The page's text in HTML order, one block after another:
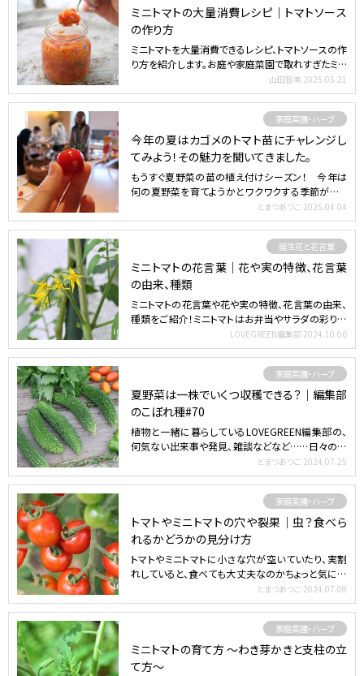
ミニトマトの大量消費レシピ｜トマトソース
の作り方
ミニトマトを大量消費できるレシピ、トマトソースの作
り方を紹介します。お庭や家庭菜園で取れすぎたミニ
山田智美 2025.05.21
家庭菜園・ハーブ
今年の夏はカゴメのトマト苗にチャレンジし
てみよう！その魅力を聞いてきました。
もうすぐ夏野菜の苗の植え付けシーズン！ 今年は
何の夏野菜を育てようかとワクワクする季節がやっ
とまつあつこ 2025.04.04
誕生花と花言葉
ミニトマトの花言葉｜花や実の特徴、花言葉
の由来、種類
ミニトマトの花言葉や花や実の特徴、花言葉の由来、
種類をご紹介！ミニトマトはお弁当やサラダの彩りに
LOVEGREEN編集部 2024.10.06
家庭菜園・ハーブ
夏野菜は一株でいくつ収穫できる？｜編集部
のこぼれ種#70
植物と一緒に暮らしているLOVEGREEN編集部の、
何気ない出来事や発見、雑談などなど……日々の一
とまつあつこ 2024.07.25
家庭菜園・ハーブ
トマトやミニトマトの穴や裂果｜虫？食べら
れるかどうかの見分け方
トマトやミニトマトに小さな穴が空いていたり、実割
れしていると、食べても大丈夫なのかちょっと気にな
とまつあつこ 2024.07.08
家庭菜園・ハーブ
ミニトマトの育て方 〜わき芽かきと支柱の立
て方〜